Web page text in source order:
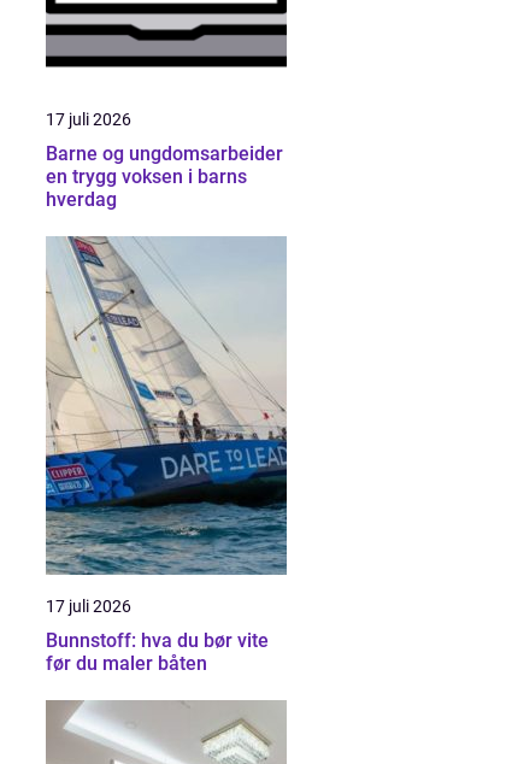
17 juli 2026
Barne og ungdomsarbeider
en trygg voksen i barns
hverdag
17 juli 2026
Bunnstoff: hva du bør vite
før du maler båten